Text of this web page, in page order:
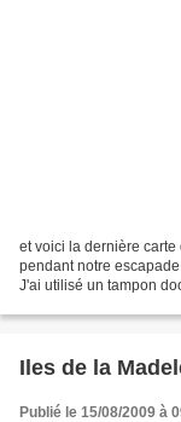
et voici la dernière
pendant notre
J'ai utilisé un tampon
Iles de la
Publié le 15/08/2009 à